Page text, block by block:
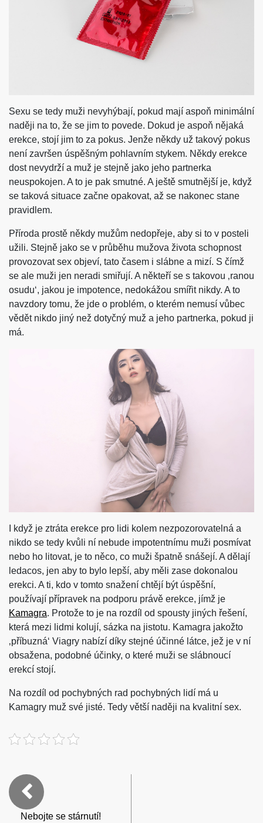
Sexu se tedy muži nevyhýbají, pokud mají aspoň minimální
naději na to, že se jim to povede. Dokud je aspoň nějaká
erekce, stojí jim to za pokus. Jenže někdy už takový pokus
není završen úspěšným pohlavním stykem. Někdy erekce
dost nevydrží a muž je stejně jako jeho partnerka
neuspokojen. A to je pak smutné. A ještě smutnější je, když
se taková situace začne opakovat, až se nakonec stane
pravidlem.
Příroda prostě někdy mužům nedopřeje, aby si to v posteli
užili. Stejně jako se v průběhu mužova života schopnost
provozovat sex objeví, tato časem i slábne a mizí. S čímž
se ale muži jen neradi smiřují. A někteří se s takovou ‚ranou
osudu‘, jakou je impotence, nedokážou smířit nikdy. A to
navzdory tomu, že jde o problém, o kterém nemusí vůbec
vědět nikdo jiný než dotyčný muž a jeho partnerka, pokud ji
má.
I když je ztráta erekce pro lidi kolem nezpozorovatelná a
nikdo se tedy kvůli ní nebude impotentnímu muži posmívat
nebo ho litovat, je to něco, co muži špatně snášejí. A dělají
ledacos, jen aby to bylo lepší, aby měli zase dokonalou
erekci. A ti, kdo v tomto snažení chtějí být úspěšní,
používají přípravek na podporu právě erekce, jímž je
Kamagra. Protože to je na rozdíl od spousty jiných řešení,
která mezi lidmi kolují, sázka na jistotu. Kamagra jakožto
‚příbuzná‘ Viagry nabízí díky stejné účinné látce, jež je v ní
obsažena, podobné účinky, o které muži se slábnoucí
erekcí stojí.
Na rozdíl od pochybných rad pochybných lidí má u
Kamagry muž své jisté. Tedy větší naději na kvalitní sex.
Nebojte se stárnutí!